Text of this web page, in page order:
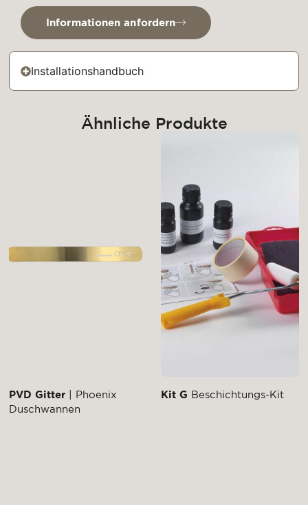
Informationen anfordern
Installationshandbuch
Ähnliche Produkte
PVD Gitter
| Phoenix
Duschwannen
Kit G Beschichtungs-Kit